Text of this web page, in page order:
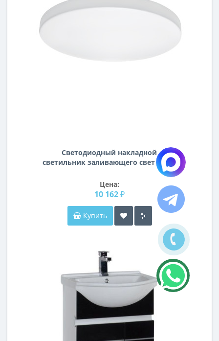
Светодиодный накладной
светильник заливающего света Arco
Цена:
10 162 ₽
Купить